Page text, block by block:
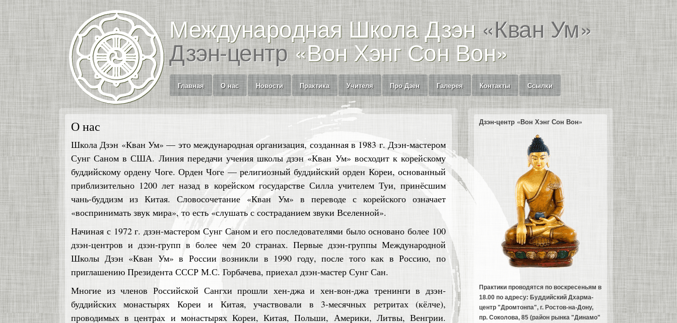
Международная Школа Дзэн«Кван Ум»
Дзэн-центр«Вон Хэнг Сон Вон»
Главная О нас Новости Практика Учителя Про Дзен Галерея Контакты Ссылки
О нас
Школа Дзэн «Кван Ум» — это международная организация, созданная в 1983 г. Дзэн-мастером
Сунг Саном в США. Линия передачи учения школы дзэн «Кван Ум» восходит к корейскому
буддийскому ордену Чоге. Орден Чоге — религиозный буддийский орден Кореи, основанный
приблизительно 1200 лет назад в корейском государстве Силла учителем Туи, принёсшим
чань-буддизм из Китая. Словосочетание «Кван Ум» в переводе с корейского означает
«воспринимать звук мира», то есть «слушать с состраданием звуки Вселенной».
Начиная с 1972 г. дзэн-мастером Сунг Саном и его последователями было основано более 100
дзэн-центров и дзэн-групп в более чем 20 странах. Первые дзэн-группы Международной
Школы Дзэн «Кван Ум» в России возникли в 1990 году, после того как в Россию, по
приглашению Президента СССР М.С. Горбачева, приехал дзэн-мастер Сунг Сан.
Многие из членов Российской Сангхи прошли хен-джа и хен-вон-джа тренинги в дзэн-
буддийских монастырях Кореи и Китая, участвовали в 3-месячных ретритах (кёлче),
проводимых в центрах и монастырях Кореи, Китая, Польши, Америки, Литвы, Венгрии.
Дзэн-центр «Вон Хэнг Сон Вон»
Практики проводятся по воскресеньям в
18.00 по адресу: Буддийский Дхарма-
центр "Дромтонпа", г. Ростов-на-Дону,
пр. Соколова, 85 (район рынка "Динамо"